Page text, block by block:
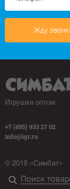
Жду
Игрушки оптом
+7 (495) 933 27 02
info@igr.ru
© 2018 «Симбат»